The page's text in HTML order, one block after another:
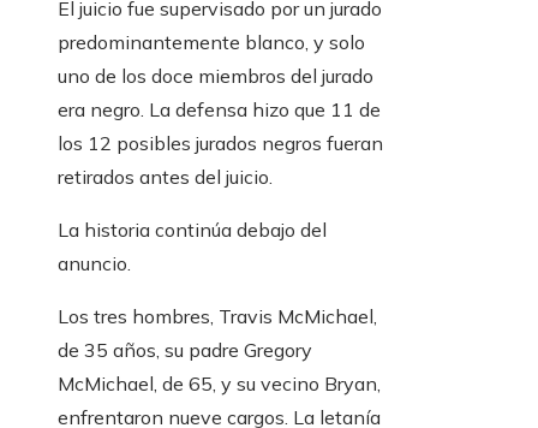
El juicio fue supervisado por un jurado
predominantemente blanco, y solo
uno de los doce miembros del jurado
era negro. La defensa hizo que 11 de
los 12 posibles jurados negros fueran
retirados antes del juicio.
La historia continúa debajo del
anuncio.
Los tres hombres, Travis McMichael,
de 35 años, su padre Gregory
McMichael, de 65, y su vecino Bryan,
enfrentaron nueve cargos. La letanía